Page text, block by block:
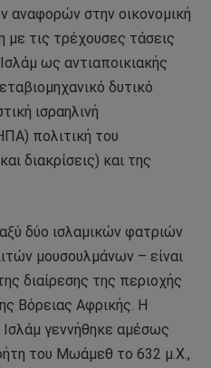
στην οικονομική
με τις τρέχουσες τάσεις
ως αντιαποικιακής
δυτικό
ισραηλινή
πολιτική του
διακρίσεις) και της
δύο ισλαμικών φατριών
μουσουλμάνων – είναι
διαίρεσης της περιοχής
Βόρειας Αφρικής. Η
γεννήθηκε αμέσως
του Μωάμεθ το 632 μ.Χ.,